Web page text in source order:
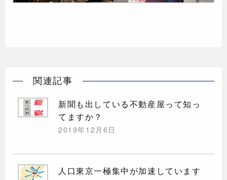
関連記事
新聞も出している不動産屋って知っ
てますか？
2019年12月6日
人口東京一極集中が加速しています